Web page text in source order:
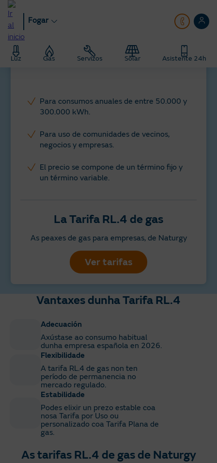
ao
contido
principal
Fogar
Luz Gas Servizos Solar Asistente 24h
Para consumos anuales de entre 50.000 y
300.000 kWh.​
Para uso de comunidades de vecinos,
negocios y empresas​.
El precio se compone de un término fijo y
un término variable​.
La Tarifa RL.4 de gas​
As peaxes de gas para empresas, de Naturgy
Ver tarifas
Vantaxes dunha Tarifa RL.4
Adecuación
Axústase ao consumo habitual
dunha empresa española en 2026.
Flexibilidade
A tarifa RL.4 de gas non ten
período de permanencia no
mercado regulado.
Estabilidade
Podes elixir un prezo estable coa
nosa Tarifa por Uso ou
personalizado coa Tarifa Plana de
gas.
As tarifas RL.4 de gas de Naturgy